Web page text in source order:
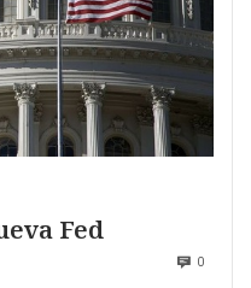
Fed
0